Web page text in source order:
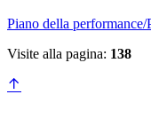
Piano della
Visite alla pagina: 138